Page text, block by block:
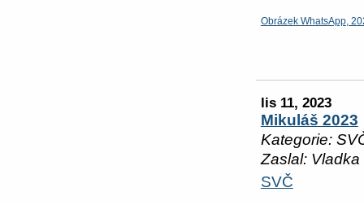
Obrázek WhatsApp,
lis 11, 2023
Mikuláš 2023
Kategorie:
Zaslal: Vladka
SVČ